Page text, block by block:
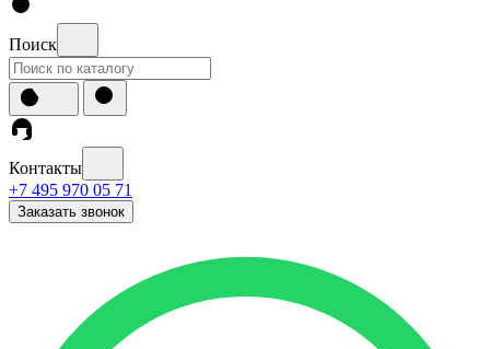
Поиск
Контакты
+7 495 970 05 71
Заказать звонок